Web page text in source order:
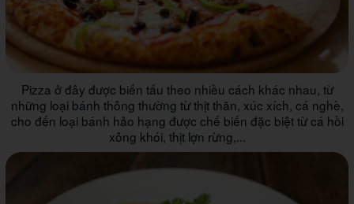
Pizza ở đây được biến tấu theo nhiều cách khác nhau, từ
những loại bánh thông thường từ thịt thăn, xúc xích, cá nghè,
cho đến loại bánh hảo hạng được chế biến đặc biệt từ cá hồi
xông khói, thịt lợn rừng,...